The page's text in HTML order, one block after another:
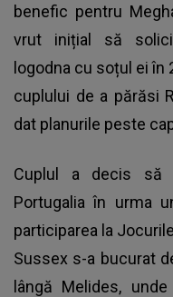
benefic pentru
vrut inițial să
logodna cu soțul ei în
cuplului de a părăsi
dat planurile peste
Cuplul a decis să
Portugalia în urma
participarea la
Sussex s-a bucurat
lângă Melides,